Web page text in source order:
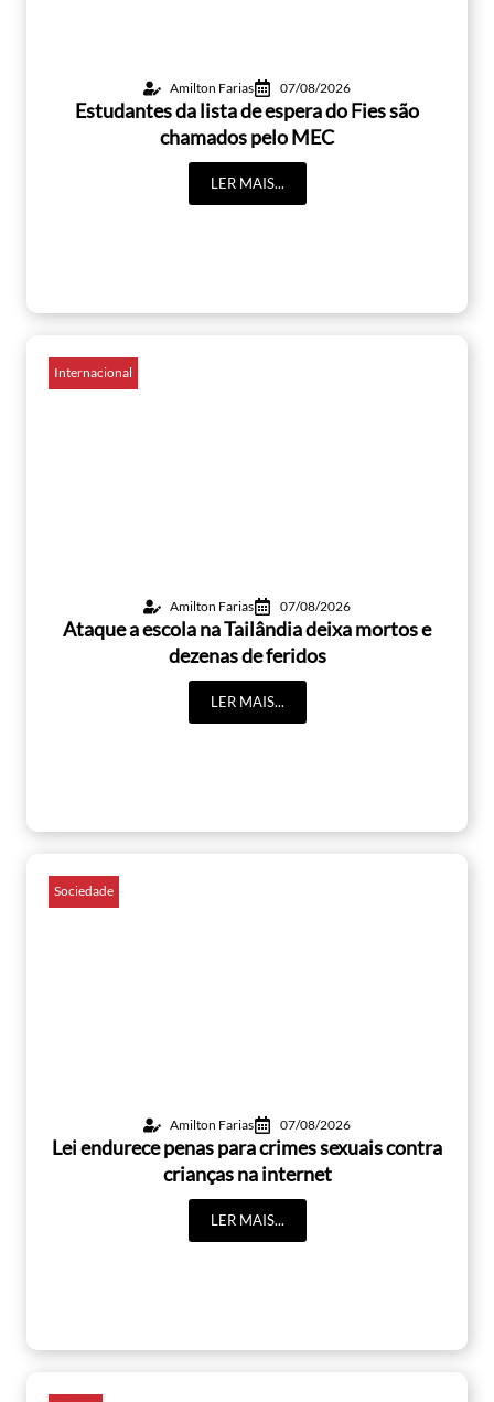
Amilton Farias 07/08/2026
Estudantes da lista de espera do Fies são
chamados pelo MEC
LER MAIS...
Internacional
Amilton Farias 07/08/2026
Ataque a escola na Tailândia deixa mortos e
dezenas de feridos
LER MAIS...
Sociedade
Amilton Farias 07/08/2026
Lei endurece penas para crimes sexuais contra
crianças na internet
LER MAIS...